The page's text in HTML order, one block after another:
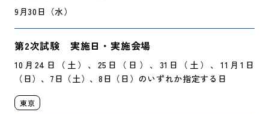
9月30日（水）
第2次試験 実施日・実施会場
10月24日（土）、25日（日）、31日（土）、11月1日
（日）、7日（土）、8日（日）のいずれか指定する日
東京